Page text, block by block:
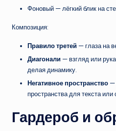
Фоновый — лёгкий блик на
Композиция:
Правило третей — глаза на
Диагонали — взгляд или
делая динамику.
Негативное пространство —
пространства для текста или
Гардероб и